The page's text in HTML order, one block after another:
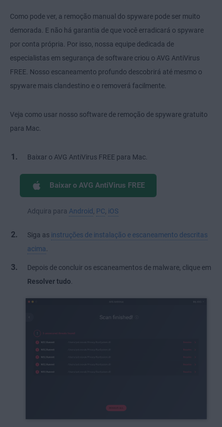
Como pode ver, a remoção manual do spyware pode ser muito
demorada. E não há garantia de que você erradicará o spyware
por conta própria. Por isso, nossa equipe dedicada de
especialistas em segurança de software criou o AVG AntiVirus
FREE. Nosso escaneamento profundo descobrirá até mesmo o
spyware mais clandestino e o removerá facilmente.
Veja como usar nosso software de remoção de spyware gratuito
para Mac.
Baixar o AVG AntiVirus FREE para Mac.
Baixar o AVG AntiVirus FREE
Adquira para Android , PC, iOS
Siga as instruções de instalação e escaneamento descritas
acima.
Depois de concluir os escaneamentos de malware, clique em
Resolver tudo.